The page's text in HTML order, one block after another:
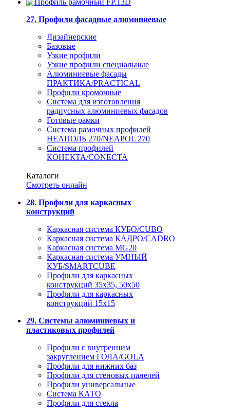
27. Профили фасадные алюминиевые
Дизайнерские
Базовые
Узкие профили
Узкие профили специальные
Алюминиевые фасады
ПРАКТИКА/PRACTICAL
Профили кромочные
Система для изготовления
радиусных алюминиевых фасадов
Готовые рамки
Система рамочных профилей
НЕАПОЛЬ 270/NEAPOL 270
Система профилей
КОНЕКТА/CONECTA
Каталоги
Смотреть онлайн
28. Профили для каркасных
конструкций
Каркасная система КУБО/CUBO
Каркасная система КАДРО/CADRO
Каркасная система MG20
Каркасная система УМНЫЙ
КУБ/SMARTCUBE
Профили для каркасных
конструкций 35x35, 50x50
Профили для каркасных
конструкций 15х15
29. Системы алюминиевых и
пластиковых профилей
Профили с внутренним
закруглением ГОЛА/GOLA
Профили для нижних баз
Профили для стеновых панелей
Профили универсальные
Система КАТО
Профили для стекла